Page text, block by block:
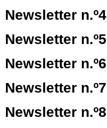
Newsletter n.º4
Newsletter n.º5
Newsletter n.º6
Newsletter n.º7
Newsletter n.º8